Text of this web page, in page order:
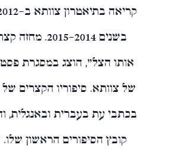
בשנים 2015-
אותו הצל", הוצג במסגרת
של צוותא. סיפוריו הקצרים
בכתבי עת בעברית ובאנגלית,
קובץ הסיפורים הראשון